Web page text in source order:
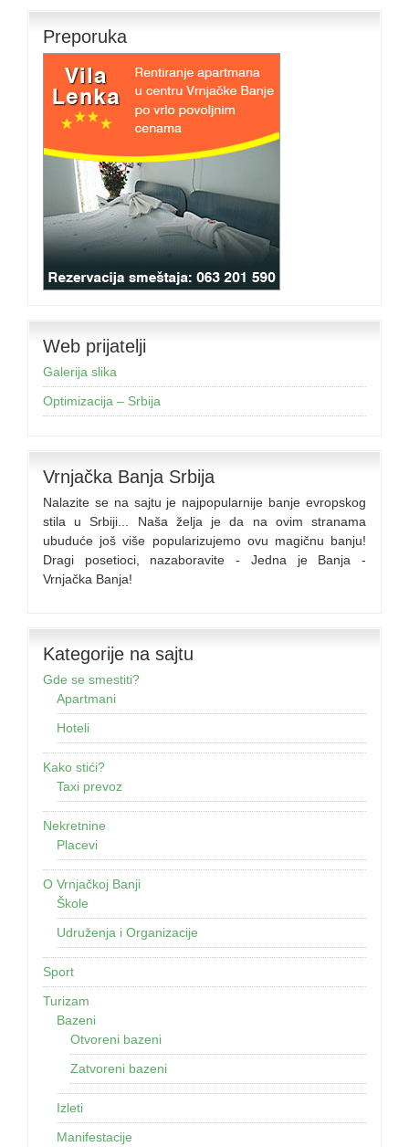
Preporuka
Web prijatelji
Galerija slika
Optimizacija – Srbija
Vrnjačka Banja Srbija
Nalazite se na sajtu je najpopularnije banje evropskog
stila u Srbiji... Naša želja je da na ovim stranama
ubuduće još više popularizujemo ovu magičnu banju!
Dragi posetioci, nazaboravite - Jedna je Banja -
Vrnjačka Banja!
Kategorije na sajtu
Gde se smestiti?
Apartmani
Hoteli
Kako stići?
Taxi prevoz
Nekretnine
Placevi
O Vrnjačkoj Banji
Škole
Udruženja i Organizacije
Sport
Turizam
Bazeni
Otvoreni bazeni
Zatvoreni bazeni
Izleti
Manifestacije